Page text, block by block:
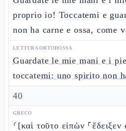
proprio io! Toccatemi e
non ha carne e ossa, come
LETTURA ORTODOSSA
Guardate le mie mani e i
toccatemi: uno spirito non
40
GRECO
⸂[καὶ τοῦτο εἰπὼν ⸀ἔδειξεν